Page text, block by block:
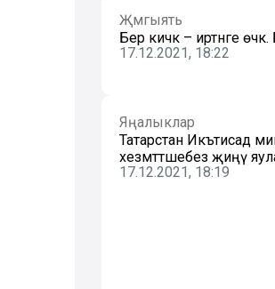
Җәмгыять
Бер кичкә – иртәнге
17.12.2021, 18:22
Яңалыклар
Татарстан Икътисад
хезмәттәшебез җиңү
17.12.2021, 18:19